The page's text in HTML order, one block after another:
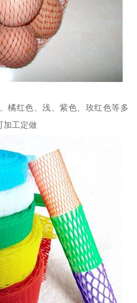
橘红色、浅、紫色、玫红色等多
加工定做